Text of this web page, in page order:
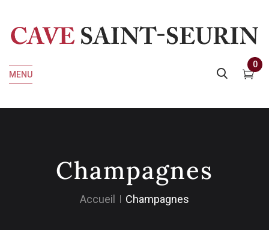
MENU
0
Champagnes
Accueil Champagnes